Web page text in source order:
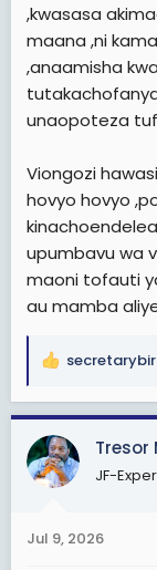
,kwasasa
maana ,ni
,anaamisha
unaopoteza
Viongozi
hovyo hovyo
upumbavu wa
maoni tofauti
au mamba
R
a
c
t
i
s
Tresor
JF-
Jul 9, 2026